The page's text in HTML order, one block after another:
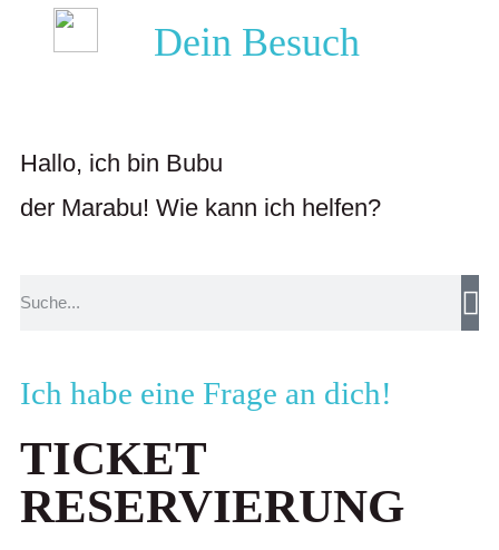
Dein Besuch
Hallo, ich bin Bubu
der Marabu! Wie kann ich helfen?
Ich habe eine Frage an dich!
TICKET
RESERVIERUNG